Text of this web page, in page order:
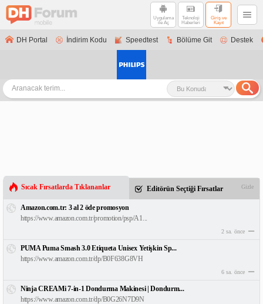
Uygulama
ile Aç
Teknoloji
Haberleri
Giriş ve
Kayıt
DH Portal İndirim Kodu Speedtest Bölüme Git Destek
Sıcak Fırsatlarda Tıklananlar Editörün Seçtiği Fırsatlar Gizle
Amazon.com.tr: 3 al 2 öde promosyon
https://www.amazon.com.tr/promotion/psp/A1...
2 sa. önce
PUMA Puma Smash 3.0 Etiqueta Unisex Yetişkin Sp...
https://www.amazon.com.tr/dp/B0F638G8VH
6 sa. önce
Ninja CREAMi 7-in-1 Dondurma Makinesi | Dondurm...
https://www.amazon.com.tr/dp/B0G26N7D9N